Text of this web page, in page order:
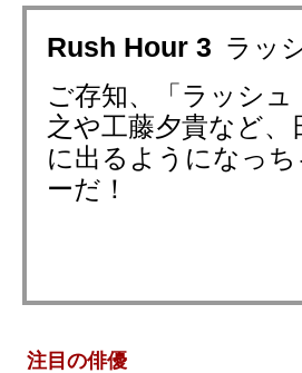
Rush Hour 3 ラッ
ご存知、「ラッシ
之や工藤夕貴など
に出るようになっ
ーだ！
注目の俳優